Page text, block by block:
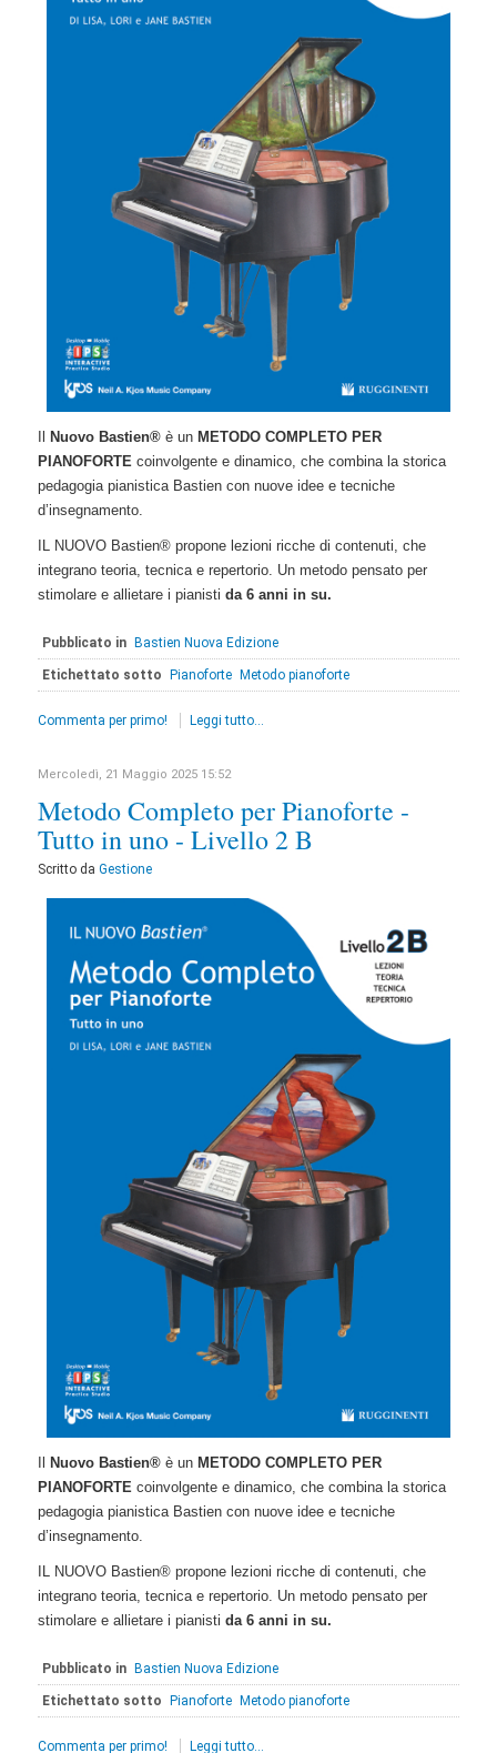
Nuovo Bastien® è un METODO COMPLETO PER
PIANOFORTE coinvolgente e dinamico, che combina la storica
pedagogia pianistica Bastien con nuove idee e tecniche
d’insegnamento.
IL NUOVO Bastien® propone lezioni ricche di contenuti, che
integrano teoria, tecnica e repertorio. Un metodo pensato per
stimolare e allietare i pianisti da 6 anni in su.
Pubblicato in Bastien Nuova Edizione
Etichettato sotto Pianoforte Metodo pianoforte
Commenta per primo! Leggi tutto...
Mercoledì, 21 Maggio 2025 15:52
Metodo Completo per Pianoforte -
Tutto in uno - Livello 2 B
Scritto da Gestione
Il Nuovo Bastien® è un METODO COMPLETO PER
PIANOFORTE coinvolgente e dinamico, che combina la storica
pedagogia pianistica Bastien con nuove idee e tecniche
d’insegnamento.
IL NUOVO Bastien® propone lezioni ricche di contenuti, che
integrano teoria, tecnica e repertorio. Un metodo pensato per
stimolare e allietare i pianisti da 6 anni in su.
Pubblicato in Bastien Nuova Edizione
Etichettato sotto Pianoforte Metodo pianoforte
Commenta per primo! Leggi tutto...